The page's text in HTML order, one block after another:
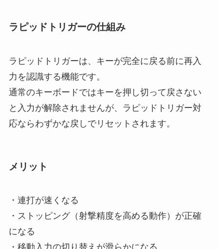
ラピッドトリガーの仕組み
ラピッドトリガーは、キーが完全に戻る前に再入
力を認識する機能です。
通常のキーボードではキーを押し切って戻さない
と入力が解除されませんが、ラピッドトリガー対
応ならわずかな戻しでリセットされます。
メリット
・連打が速くなる
・ストッピング（射撃精度を高める動作）が正確
になる